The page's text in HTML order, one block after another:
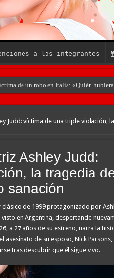
a los integrantes
de un robo en Italia: «Quién
Judd: víctima de una triple violación,
Ashley Judd:
la tragedia
sanación
de 1999 protagonizado por
en Argentina, despertando
a 27 años de su estreno, narra la
asesinato de su esposo, Nick Parsons,
tras descubrir que él sigue vivo.